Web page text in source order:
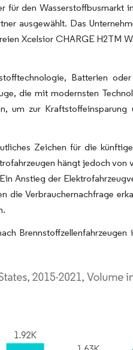
für den Wasserstoffbusmarkt
ausgewählt. Das
Xcelsior CHARGE H2TM
Batterien
die mit modernsten
um zur Kraftstoffeinsparung
Zeichen für die
hängt jedoch von
Anstieg der
die Verbrauchernachfrage
Brennstoffzellenfahrzeugen